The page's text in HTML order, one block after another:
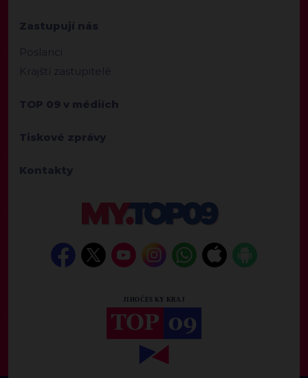
Zastupují nás
Poslanci
Krajští zastupitelé
TOP 09 v médiích
Tiskové zprávy
Kontakty